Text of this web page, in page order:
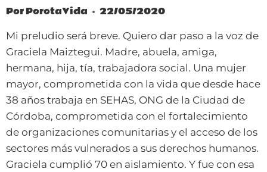
PorPorotaVida 22/05/2020
Mi preludio será breve. Quiero dar paso a la voz de
Graciela Maiztegui. Madre, abuela, amiga,
hermana, hija, tía, trabajadora social. Una mujer
mayor, comprometida con la vida que desde hace
38 años trabaja en SEHAS, ONG de la Ciudad de
Córdoba, comprometida con el fortalecimiento
de organizaciones comunitarias y el acceso de los
sectores más vulnerados a sus derechos humanos.
Graciela cumplió 70 en aislamiento. Y fue con esa